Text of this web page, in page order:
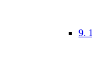
9.